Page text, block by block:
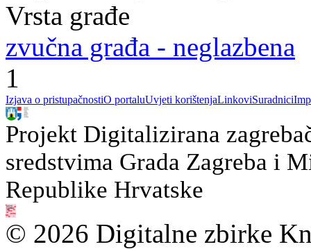
Vrsta građe
zvučna građa - neglazbena
1
Izjava o pristupačnostiO portaluUvjeti korištenjaLinkoviSuradnici
Projekt Digitalizirana
sredstvima Grada Zagreba i
Republike Hrvatske
© 2026 Digitalne zbirke